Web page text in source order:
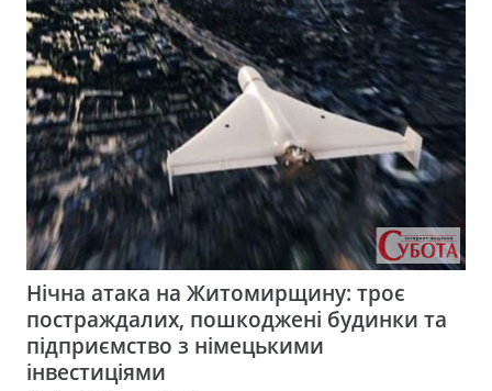
Нічна атака на Житомирщину: троє
постраждалих, пошкоджені будинки та
підприємство з німецькими
інвестиціями